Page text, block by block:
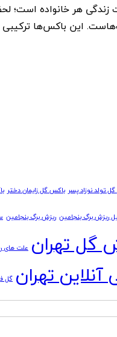
زندگی هر خانواده
این باکس‌ها
تولد نوزاد پسر باکس گل زایمان دختر
ریزش برگ بنجامین ریزش برگ بنجامین
گل تهران علت های
تهران گل